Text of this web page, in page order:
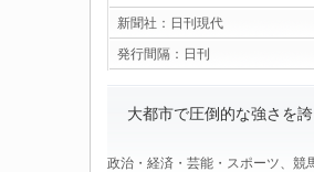
新聞社： 日刊現代
発行間隔： 日刊
大都市で圧倒的な強さを
政治・経済・芸能・スポーツ、競